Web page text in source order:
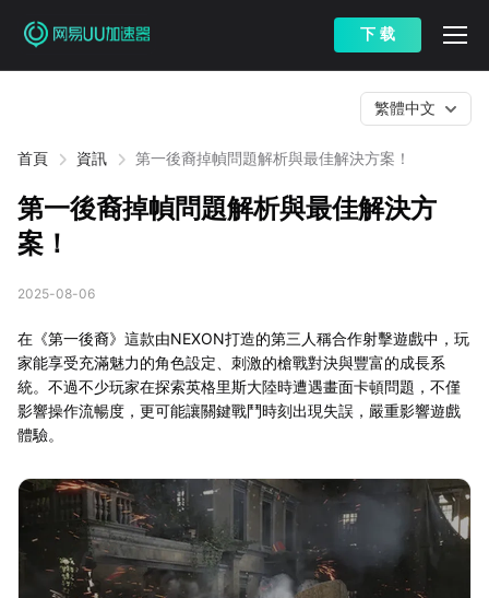
下 载
首頁 資訊 第一後裔掉幀問題解析與最佳解決方案！
繁體中文
第一後裔掉幀問題解析與最佳解決方
案！
2025-08-06
在《第一後裔》這款由NEXON打造的第三人稱合作射擊遊戲中，玩
家能享受充滿魅力的角色設定、刺激的槍戰對決與豐富的成長系
統。不過不少玩家在探索英格里斯大陸時遭遇畫面卡頓問題，不僅
影響操作流暢度，更可能讓關鍵戰鬥時刻出現失誤，嚴重影響遊戲
體驗。